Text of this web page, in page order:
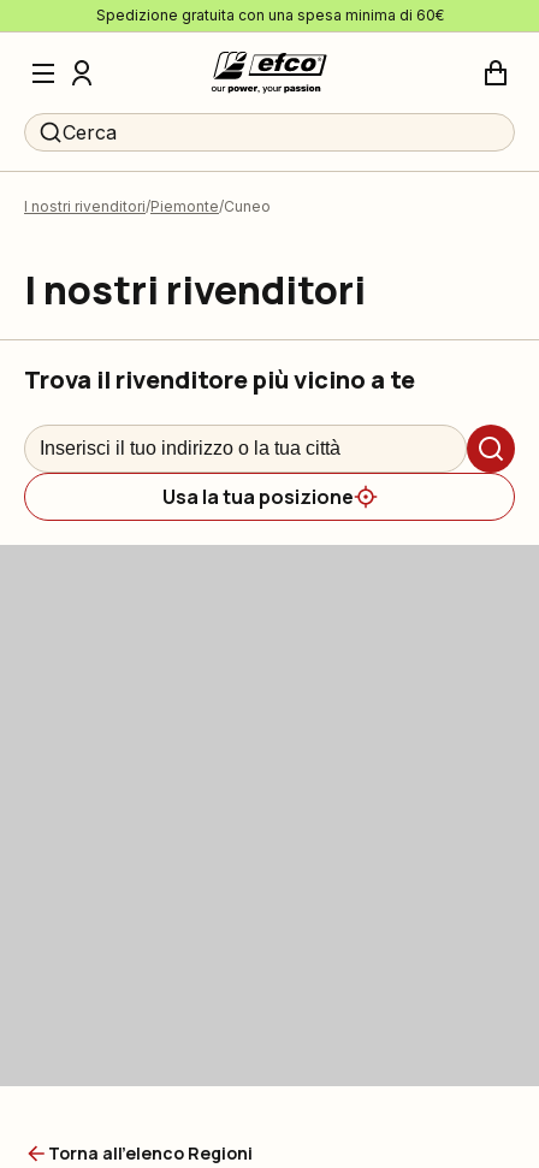
Spedizione gratuita con una spesa minima di 60€
Cerca
I nostri rivenditori Piemonte Cuneo
I nostri rivenditori
Trova il rivenditore più vicino a te
Usa la tua posizione
Torna all'elenco Regioni